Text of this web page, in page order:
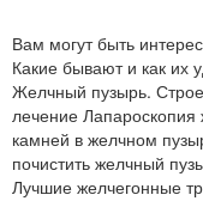
Вам могут быть
Какие бывают и как их
Желчный пузырь.
лечение
камней в желчном
почистить желчный
Лучшие желчегонные